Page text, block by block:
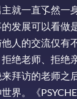
就一直孓然一
发展可以看做
人的交流仅有
绝老师、拒绝
拜访的老师之
界。《